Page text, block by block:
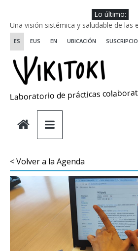
contenido
Lo último:
Una visión sistémica y saludable de las
Investigando y haciendo desde-con las
WIKIRIKI ::: Convocatoria de residencias
creación 2025
Escuela de Prácticas Transformadoras
ES EUS EN UBICACIÓN
Laboratorio de prácticas
< Volver a la Agenda